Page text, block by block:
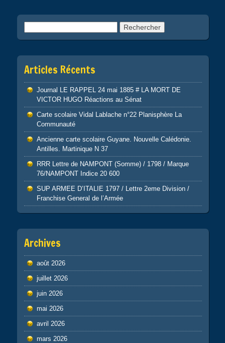
Articles Récents
Journal LE RAPPEL 24 mai 1885 # LA MORT DE
VICTOR HUGO Réactions au Sénat
Carte scolaire Vidal Lablache n°22 Planisphère La
Communauté
Ancienne carte scolaire Guyane. Nouvelle Calédonie.
Antilles. Martinique N 37
RRR Lettre de NAMPONT (Somme) / 1798 / Marque
76/NAMPONT Indice 20 600
SUP ARMEE D’ITALIE 1797 / Lettre 2eme Division /
Franchise General de l’Armée
Archives
août 2026
juillet 2026
juin 2026
mai 2026
avril 2026
mars 2026